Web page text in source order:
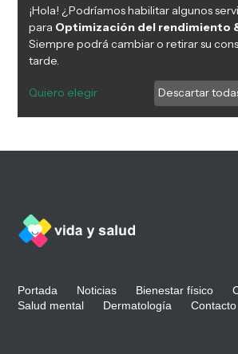
Portada Noticias Bienestar físico
Salud mental
Dermatología Contacto